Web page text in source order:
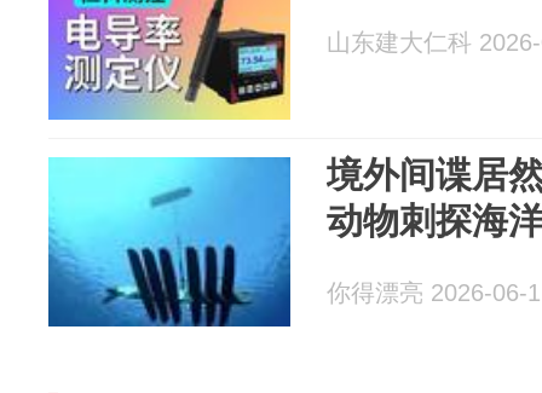
山东建大仁科
境外间谍居
动物刺探海
你得漂亮 2026-06-